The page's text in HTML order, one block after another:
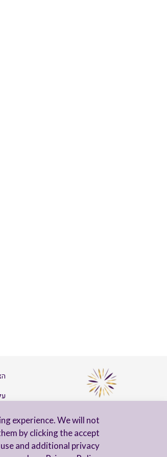
experience. We will not
by clicking the accept
and additional privacy